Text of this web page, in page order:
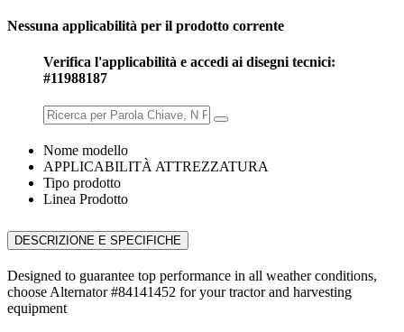
Nessuna applicabilità per il prodotto corrente
Verifica l'applicabilità e accedi ai disegni tecnici:
#11988187
Nome modello
APPLICABILITÀ ATTREZZATURA
Tipo prodotto
Linea Prodotto
DESCRIZIONE E SPECIFICHE
Designed to guarantee top performance in all weather conditions,
choose Alternator #84141452 for your tractor and harvesting
equipment